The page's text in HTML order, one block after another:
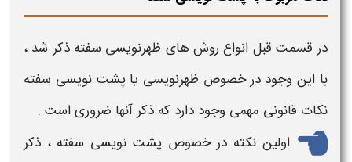
در قسمت قبل انواع روش های ظهرنویسی سفته ذکر شد ،
با این وجود در خصوص ظهرنویسی یا پشت نویسی سفته
نکات قانونی مهمی وجود دارد که ذکر آنها ضروری است .
اولین نکته در خصوص پشت نویسی سفته ، ذکر